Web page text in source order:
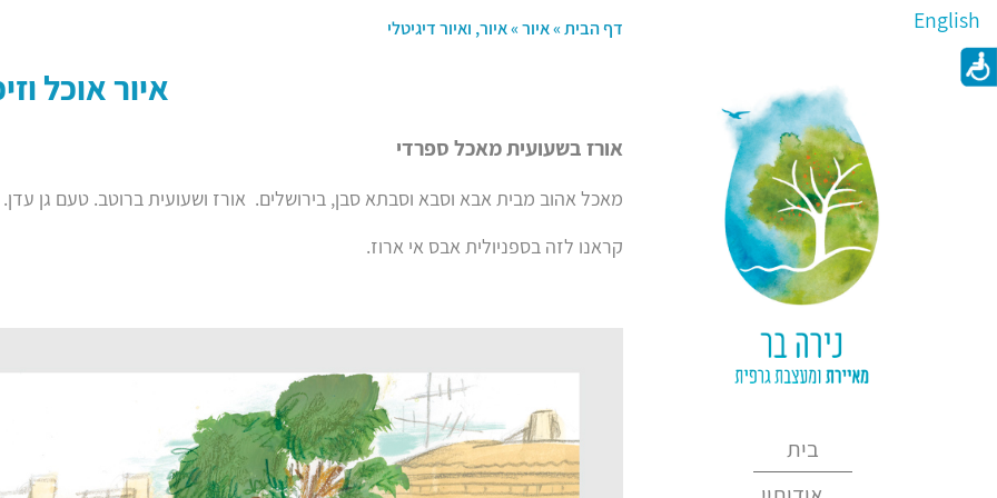
English
בית
דף הבית»איור»איור, ואיור דיגיטלי
איור אוכל
אורז בשעועית מאכל ספרדי
מאכל אהוב מבית אבא וסבא וסבתא סבן, בירושלים. אורז ושעועית ברוטב. טעם גן עדן.
קראנו לזה בספניולית אבס אי ארוז.